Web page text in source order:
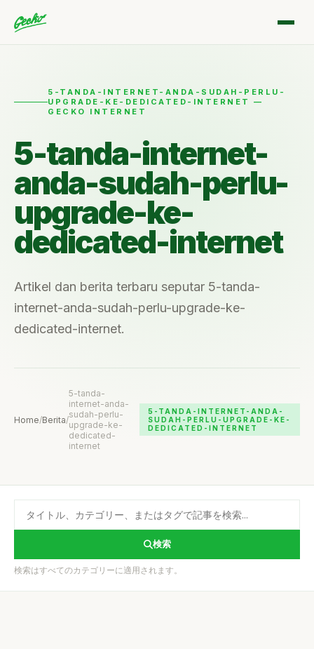
5-TANDA-INTERNET-ANDA-SUDAH-PERLU-
UPGRADE-KE-DEDICATED-INTERNET —
GECKO INTERNET
5-tanda-internet-
anda-sudah-perlu-
upgrade-ke-
dedicated-internet
Artikel dan berita terbaru seputar 5-tanda-
internet-anda-sudah-perlu-upgrade-ke-
dedicated-internet.
Home/Berita/
5-tanda-
internet-anda-
sudah-perlu-
upgrade-ke-
dedicated-
internet
5-TANDA-INTERNET-ANDA-
SUDAH-PERLU-UPGRADE-KE-
DEDICATED-INTERNET
検索
検索はすべてのカテゴリーに適用されます。